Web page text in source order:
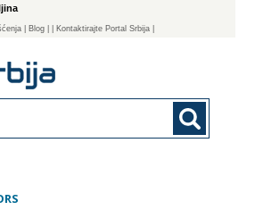
Blog | Kontaktirajte Portal Srbija |